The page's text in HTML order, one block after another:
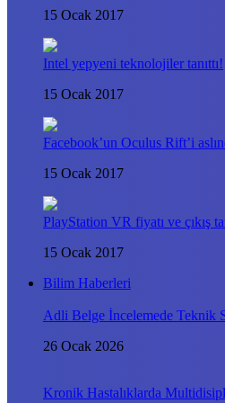
15 Ocak 2017
Intel yepyeni teknolojiler tanıttı!
15 Ocak 2017
Facebook’un Oculus Rift’i
15 Ocak 2017
PlayStation VR fiyatı ve çıkış
15 Ocak 2017
Bilim Haberleri
Adli Belge İncelemede Teknik
26 Ocak 2026
Kronik Hastalıklarda